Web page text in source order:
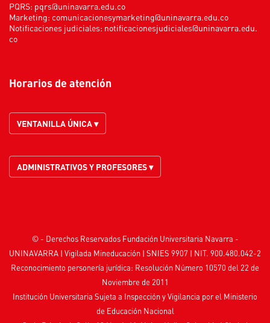
PQRS: pqrs@uninavarra.edu.co
Marketing: comunicacionesymarketing@uninavarra.edu.co
Notificaciones judiciales: notificacionesjudiciales@uninavarra.edu.
co
Horarios de atención
VENTANILLA ÚNICA ▾
ADMINISTRATIVOS Y PROFESORES ▾
© - Derechos Reservados Fundación Universitaria Navarra -
UNINAVARRA | Vigilada Mineducación | SNIES 9907 | NIT. 900.480.042-2
Reconocimiento personería jurídica: Resolución Número 10570 del 22 de
Noviembre de 2011
Institución Universitaria Sujeta a Inspección y Vigilancia por el Ministerio
de Educación Nacional